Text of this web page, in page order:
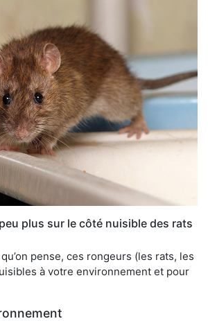
plus sur le côté nuisible des rats
pense, ces rongeurs (les rats, les
à votre environnement et pour